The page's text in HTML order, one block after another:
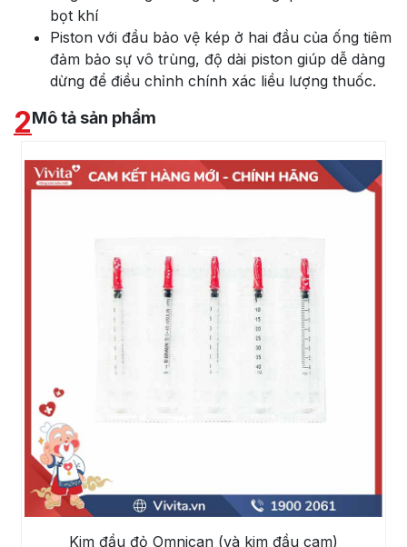
bọt khí
Piston với đầu bảo vệ kép ở hai đầu của ống tiêm
đảm bảo sự vô trùng, độ dài piston giúp dễ dàng
dừng để điều chỉnh chính xác liều lượng thuốc.
2Mô tả sản phẩm
Kim đầu đỏ Omnican (và kim đầu cam)